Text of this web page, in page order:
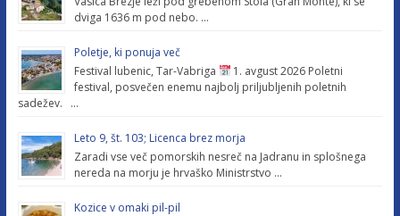
dviga 1636 m pod nebo. …
Poletje, ki ponuja več
Festival lubenic, Tar-Vabriga
1. avgust 2026 Poletni
festival, posvečen enemu najbolj priljubljenih poletnih
sadežev. …
Leto 9, št. 103; Licenca brez morja
Zaradi vse več pomorskih nesreč na Jadranu in splošnega
nereda na morju je hrvaško Ministrstvo …
Kozice v omaki pil-pil